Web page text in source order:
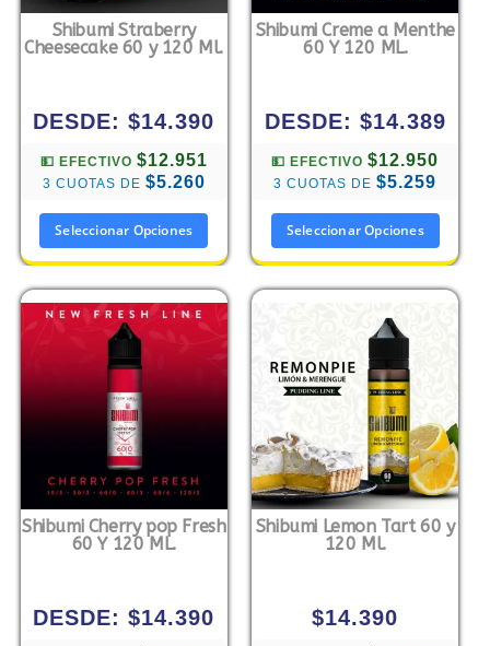
Shibumi Straberry
Cheesecake 60 y 120 Ml.
DESDE:$14.390
💵 EFECTIVO $12.951
3 CUOTAS DE $5.260
Seleccionar Opciones
Shibumi Creme a Menthe
60 Y 120 ML.
DESDE: $14.389
💵 EFECTIVO$12.950
3 CUOTAS DE$5.259
Seleccionar Opciones
Shibumi Cherry pop Fresh
60 Y 120 ML.
DESDE:$14.390
Shibumi Lemon Tart 60 y
120 Ml.
$14.390